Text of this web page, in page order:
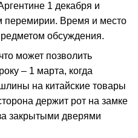
1 декабря и
перемирии. Время и место
обсуждения.
может позволить
– 1 марта, когда
на китайские товары
держит рот на замке
закрытыми дверями